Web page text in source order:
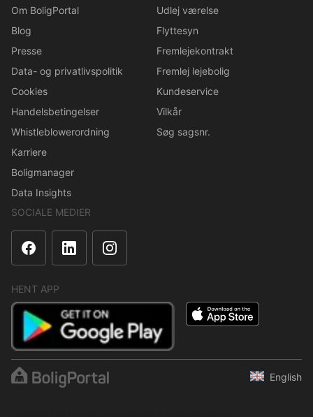
Om BoligPortal
Blog
Presse
Data- og privatlivspolitik
Cookies
Handelsbetingelser
Whistleblowerordning
Karriere
Boligmanager
Data Insights
Udlej værelse
Flyttesyn
Fremlejekontrakt
Fremlej lejebolig
Kundeservice
Vilkår
Søg sagsnr.
SOCIALE MEDIER
HENT APP
English